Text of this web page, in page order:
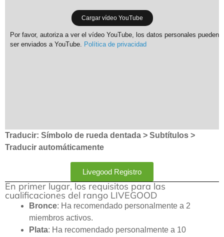
Cargar vídeo YouTube
Por favor, autoriza a ver el vídeo YouTube, los datos personales pueden
ser enviados a YouTube. Política de privacidad
Traducir: Símbolo de rueda dentada > Subtítulos >
Traducir automáticamente
Livegood Registro
En primer lugar, los requisitos para las
cualificaciones del rango LIVEGOOD
Bronce: Ha recomendado personalmente a 2
miembros activos.
Plata: Ha recomendado personalmente a 10